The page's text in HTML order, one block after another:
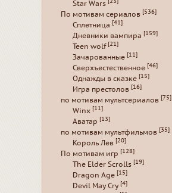
Star Wars
По мотивам сериалов [536]
Сплетница [41]
Дневники вампира [159]
Teen wolf [21]
Зачарованные [11]
Сверхъестественное [46]
Однажды в сказке [15]
Игра престолов [16]
по мотивам мультсериалов [75]
Winx [11]
Аватар [13]
по мотивам мультфильмов [35]
Король Лев [20]
По мотивам игр [128]
The Elder Scrolls [19]
Dragon Age [15]
Devil May Cry [4]